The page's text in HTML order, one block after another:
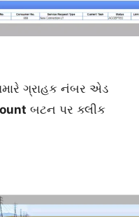
ગ્રાહક નંબર એડ
બટન પર ક્લીક